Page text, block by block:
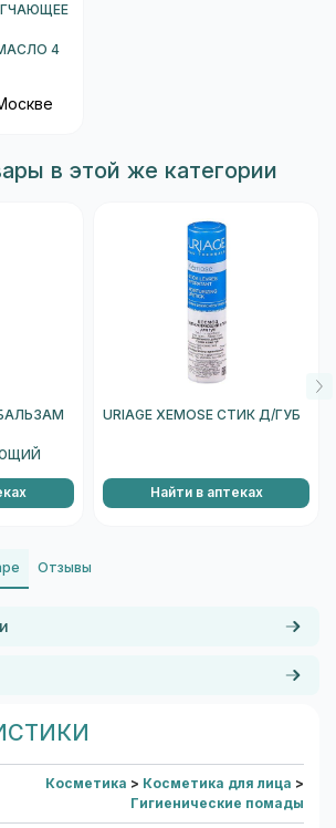
4
в этой же категории
БАЛЬЗАМ
URIAGE XEMOSE СТИК Д/ГУБ
Найти в аптеках
Отзывы
Косметика > Косметика для лица >
Гигиенические помады